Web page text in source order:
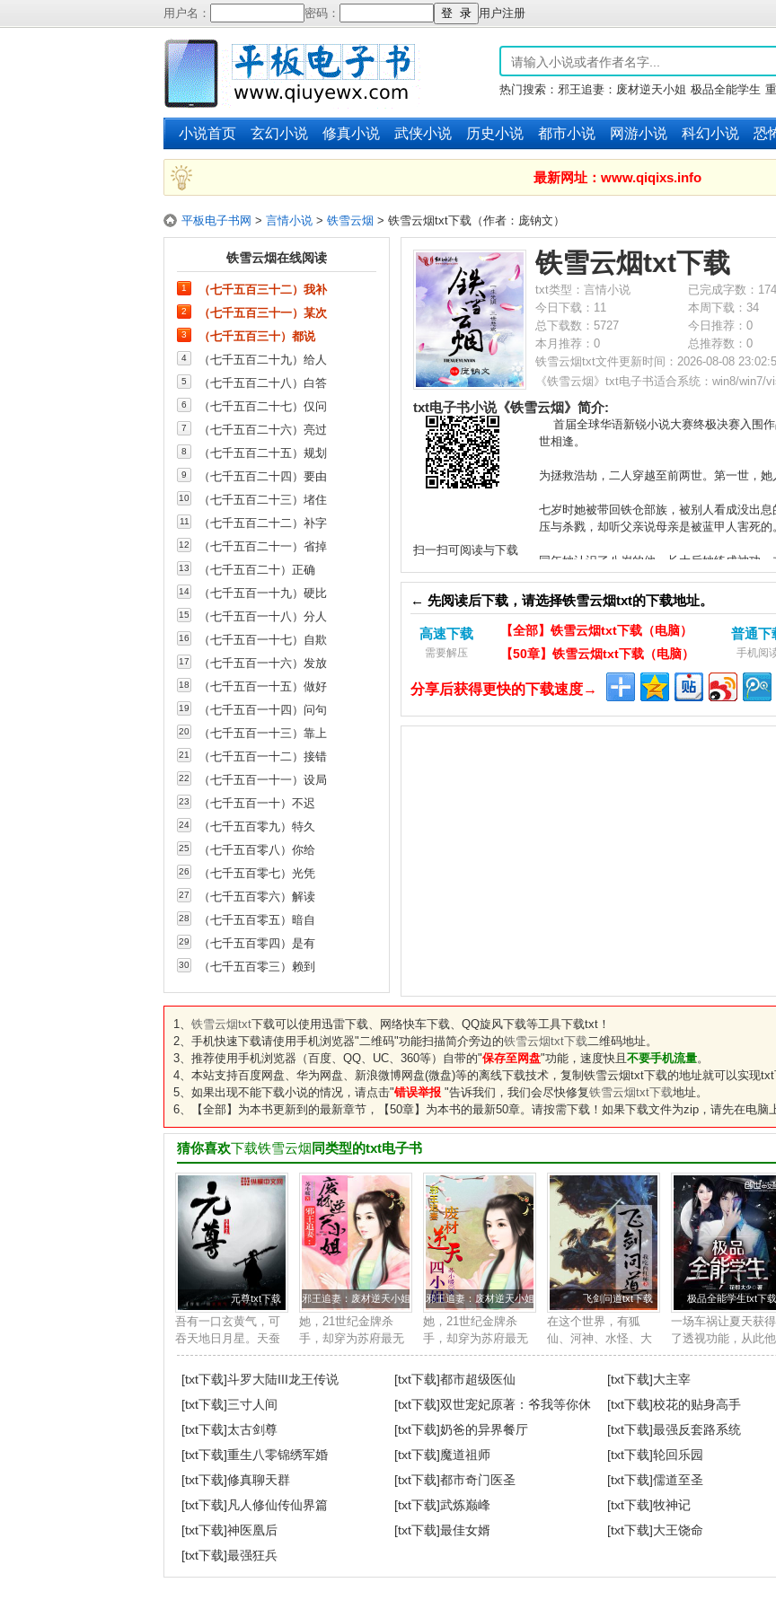
用户名： 密码： 用户注册
热门搜索： 邪王追妻：废材逆天小姐 极品全能学生
锦绣军婚 万族之劫 斗破苍穹
小说首页 玄幻小说 修真小说 武侠小说 历史小说 都市小说 网游小说 科幻小说 恐
最新网址：www.qiqixs.info
平板电子书网 > 言情小说 > 铁雪云烟 > 铁雪云烟txt下载（作者：庞钠文）
铁雪云烟在线阅读
（七千五百三十二）我补
1
（七千五百三十一）某次
2
（七千五百三十）都说
3
（七千五百二十九）给人
4
（七千五百二十八）白答
5
（七千五百二十七）仅问
6
（七千五百二十六）亮过
7
（七千五百二十五）规划
8
（七千五百二十四）要由
9
（七千五百二十三）堵住
10
（七千五百二十二）补字
11
（七千五百二十一）省掉
12
（七千五百二十）正确
13
（七千五百一十九）硬比
14
（七千五百一十八）分人
15
（七千五百一十七）自欺
16
（七千五百一十六）发放
17
（七千五百一十五）做好
18
（七千五百一十四）问句
19
（七千五百一十三）靠上
20
（七千五百一十二）接错
21
（七千五百一十一）设局
22
（七千五百一十）不迟
23
（七千五百零九）特久
24
（七千五百零八）你给
25
（七千五百零七）光凭
26
（七千五百零六）解读
27
（七千五百零五）暗自
28
（七千五百零四）是有
29
（七千五百零三）赖到
30
铁雪云烟txt下载
txt类型：言情小说 已完成字数：
今日下载：11
本周下载：34
总下载数：5727
今日推荐：0
本月推荐：0
总推荐数：0
铁雪云烟txt文件更新时间：2026-08-08
《铁雪云烟》txt电子书适合系统：win8/win7/
txt电子书小说《铁雪云烟》简介:
扫一扫可阅读与下载
首届全球华语新锐小说大赛终极决赛入围
世相逢。
为拯救浩劫，二人穿越至前两世。第一世，她
七岁时她被带回铁仓部族，被别人看成没出
压与杀戮，却听父亲说母亲是被蓝甲人害死的
同年她认识了八岁的他。长大后她练成神功
后来，他为何决定用自己的命去换她的命？
看到的活路会不会正是绝路？
一生光阴，三世悲欢，一座铁雪塔成了永恒
“（一百八十二）穿越”*本文开始写于2009年
本站提供小说《铁雪云烟》txt下载服务，供
← 先阅读后下载，请选择铁雪云烟txt的下载地址。
高速下载
需要解压
【全部】铁雪云烟txt下载（电脑）
【50章】铁雪云烟txt下载（电脑）
普通下
手机阅
分享后获得更快的下载速度→
1、 铁雪云烟txt下载可以使用迅雷下载、网络快车下载、QQ旋风下载等工具下载txt！
2、手机快速下载请使用手机浏览器"二维码"功能扫描简介旁边的铁雪云烟txt下载二维码地址。
3、推荐使用手机浏览器（百度、QQ、UC、360等）自带的"保存至网盘"功能，速度快且 不要手机流量。
4、本站支持百度网盘、华为网盘、新浪微博网盘(微盘)等的离线下载技术，复制 铁雪云烟txt下载的地址就可以实现txt
5、如果出现不能下载小说的情况，请点击"错误举报 "告诉我们，我们会尽快修复铁雪云烟txt下载地址。
6、【全部】为本书更新到的最新章节，【50章】为本书的最新50章。请按需下载！如果下载文件为zip，请先在电脑
猜你喜欢下载铁雪云烟 同类型的txt电子书
元尊txt下载
吾有一口玄黄气，可
吞天地日月星。天蚕
土豆最新鼎力大作，
2017年度必看玄幻小
说。...
邪王追妻：废材逆天小姐txt下载
她，21世纪金牌杀
手，却穿为苏府最无
用的废柴四小姐身
上。他，帝国晋王殿
下，冷酷邪魅强势霸
道，天赋卓绝。世人
皆知她是草包废材，
独...
邪王追妻：废材逆天小姐txt下载
她，21世纪金牌杀
手，却穿为苏府最无
用的废柴四小姐身
上。他，帝国晋王殿
下，冷酷邪魅强势霸
道，武道天赋更是无
与伦比。世人皆知她
是草包废柴女，人
人...
飞剑问道txt下载
在这个世界，有狐
仙、河神、水怪、大
妖，也有求长生的修
行者。 修行者们， 开
法眼，可看妖魔鬼
怪。 炼一口飞剑，可
千里杀敌。 ...
极品全能学生txt下载
一场车祸让夏天获得
了透视功能，从此他
踏上了一条与众不同
的道路。 打篮球？一
个挑五个。 围棋国
手？让你三颗子。 鉴
宝，我...
[txt下载]斗罗大陆III龙王传说 [txt下载]都市超级医仙 [txt下载]大主宰
[txt下载]三寸人间 [txt下载]双世宠妃原著：爷我等你休
妻
[txt下载]校花的贴身高手
[txt下载]太古剑尊 [txt下载]奶爸的异界餐厅 [txt下载]最强反套路系统
[txt下载]重生八零锦绣军婚 [txt下载]魔道祖师 [txt下载]轮回乐园
[txt下载]修真聊天群 [txt下载]都市奇门医圣 [txt下载]儒道至圣
[txt下载] 凡人修仙传仙界篇 [txt下载]武炼巅峰 [txt下载]牧神记
[txt下载]神医凰后 [txt下载]最佳女婿 [txt下载]大王饶命
[txt下载]最强狂兵